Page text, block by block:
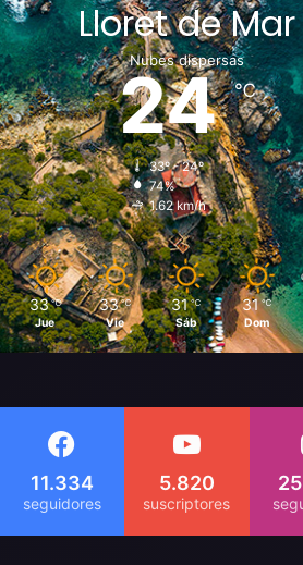
Lloret de Mar
Nubes dispersas
24℃
33º - 24º
74%
1.62 km/h
33 ℃
Jue
33 ℃
Vie
31 ℃
Sáb
31 ℃
Dom
11.334 5.820